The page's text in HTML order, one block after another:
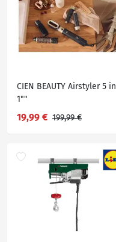
CIEN BEAUTY Airstyler 5 in
1""
19,99 € 199,99 €